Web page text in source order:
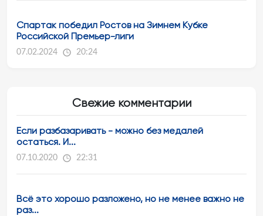
Спартак победил Ростов на Зимнем Кубке
Российской Премьер-лиги
07.02.2024 20:24
Свежие комментарии
Если разбазаривать - можно без медалей
остаться. И...
07.10.2020 22:31
Всё это хорошо разложено, но не менее важно не
раз...